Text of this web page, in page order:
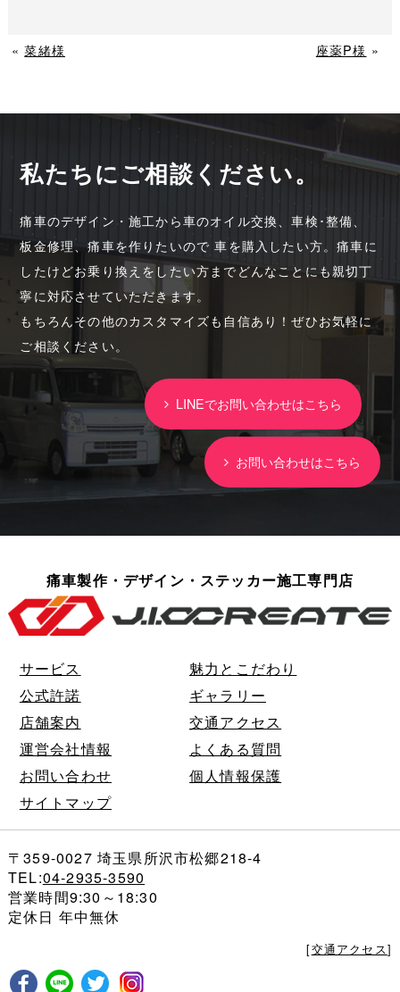
«菜緒様 座薬P様 »
私たちにご相談ください。
痛車のデザイン・施工から車のオイル交換、車検･整備、
板金修理、痛車を作りたいので 車を購入したい方。痛車に
したけどお乗り換えをしたい方までどんなことにも親切丁
寧に対応させていただきます。
もちろんその他のカスタマイズも自信あり！ぜひお気軽に
ご相談ください。
LINEでお問い合わせはこちら
お問い合わせはこちら
痛車製作・デザイン・ステッカー施工専門店
サービス
魅力とこだわり
公式許諾
ギャラリー
店舗案内
交通アクセス
運営会社情報
よくある質問
お問い合わせ
個人情報保護
サイトマップ
〒359-0027 埼玉県所沢市松郷218-4
TEL:04-2935-3590
営業時間9:30～18:30
定休日 年中無休
[交通アクセス]